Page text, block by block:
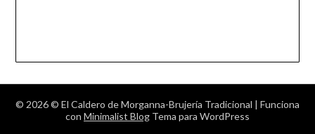
© 2026 © El Caldero de Morganna-Brujería Tradicional | Funciona
con Minimalist Blog Tema para WordPress